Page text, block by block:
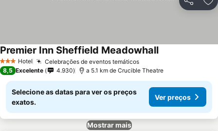
Partilhar
3 EstrelasHotel Celebrações de eventos temáticosVer preços
Premier Inn Sheffield MeadowhallVer preços
8,5 Excelente 4.930 a 5.1 km de Crucible Theatre
Selecione as datas para ver os preços
exatos.
Ver preços
Mostrar mais